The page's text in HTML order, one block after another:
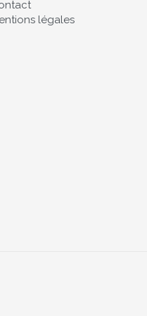
légales